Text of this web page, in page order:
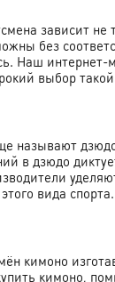
зависит
без
Наш интернет-
выбор
называют
в дзюдо
вида спорта.
кимоно
кимоно,